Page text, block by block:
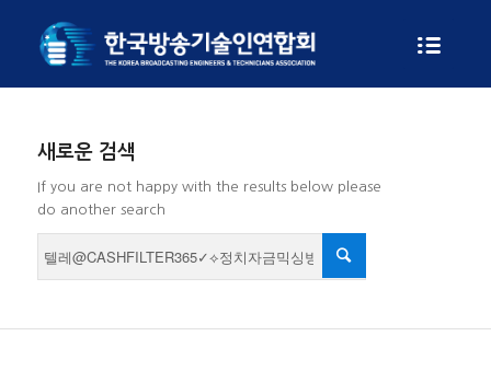
새로운 검색
If you are not happy with the results below please
do another search